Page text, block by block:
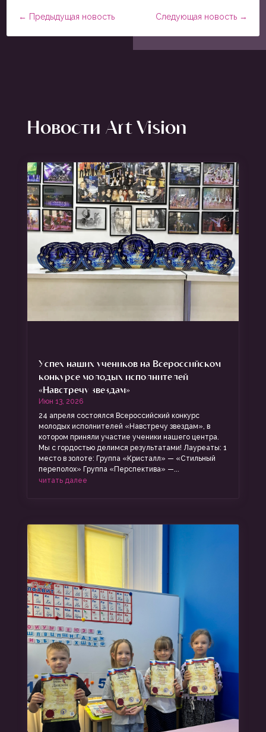
← Предыдущая новость Следующая новость→
Новости Art Vision
Успех наших учеников на Всероссийском
конкурсе молодых исполнителей
«Навстречу звездам»
Июн 13, 2026
24 апреля состоялся Всероссийский конкурс
молодых исполнителей «Навстречу звездам», в
котором приняли участие ученики нашего центра.
Мы с гордостью делимся результатами! Лауреаты: 1
место в золоте: Группа «Кристалл» — «Стильный
переполох» Группа «Перспектива» —...
читать далее